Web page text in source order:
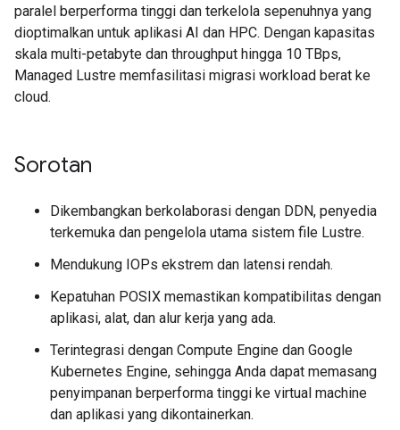
paralel berperforma tinggi dan terkelola sepenuhnya yang
dioptimalkan untuk aplikasi AI dan HPC. Dengan kapasitas
skala multi-petabyte dan throughput hingga 10 TBps,
Managed Lustre memfasilitasi migrasi workload berat ke
cloud.
Sorotan
Dikembangkan berkolaborasi dengan DDN, penyedia
terkemuka dan pengelola utama sistem file Lustre.
Mendukung IOPs ekstrem dan latensi rendah.
Kepatuhan POSIX memastikan kompatibilitas dengan
aplikasi, alat, dan alur kerja yang ada.
Terintegrasi dengan Compute Engine dan Google
Kubernetes Engine, sehingga Anda dapat memasang
penyimpanan berperforma tinggi ke virtual machine
dan aplikasi yang dikontainerkan.